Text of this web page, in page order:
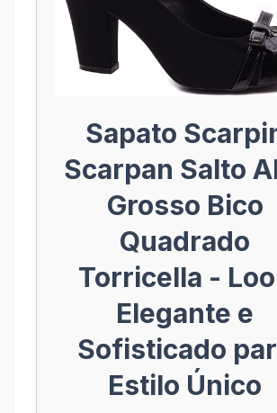
Sapato
Scarpan Salto
Grosso Bico
Quadrado
Torricella -
Elegante e
Sofisticado
Estilo Único